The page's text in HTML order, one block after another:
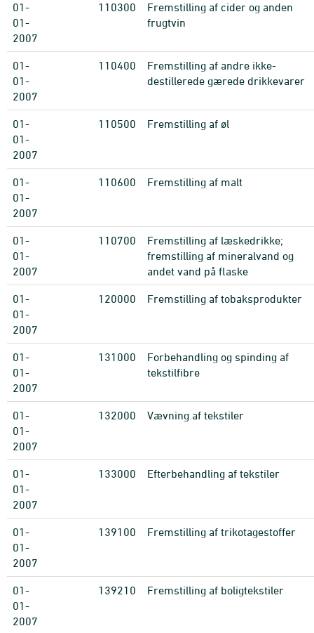
01-
01-
2007
110300
Fremstilling af cider og anden
frugtvin
01-
01-
2007
110400
Fremstilling af andre ikke-
destillerede gærede drikkevarer
01-
01-
2007
110500 Fremstilling af øl
01-
01-
2007
110600 Fremstilling af malt
01-
01-
2007
110700
Fremstilling af læskedrikke;
fremstilling af mineralvand og
andet vand på flaske
01-
01-
2007
120000 Fremstilling af tobaksprodukter
01-
01-
2007
131000
Forbehandling og spinding af
tekstilfibre
01-
01-
2007
132000 Vævning af tekstiler
01-
01-
2007
133000 Efterbehandling af tekstiler
01-
01-
2007
139100 Fremstilling af trikotagestoffer
01-
01-
2007
139210 Fremstilling af boligtekstiler